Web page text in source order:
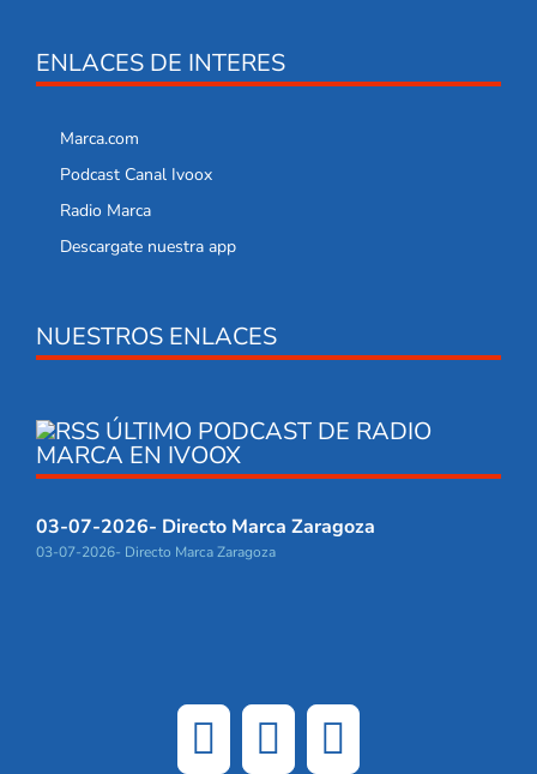
ENLACES DE INTERES
Marca.com
Podcast Canal Ivoox
Radio Marca
Descargate nuestra app
NUESTROS ENLACES
ÚLTIMO PODCAST DE RADIO
MARCA EN IVOOX
03-07-2026- Directo Marca Zaragoza
03-07-2026- Directo Marca Zaragoza